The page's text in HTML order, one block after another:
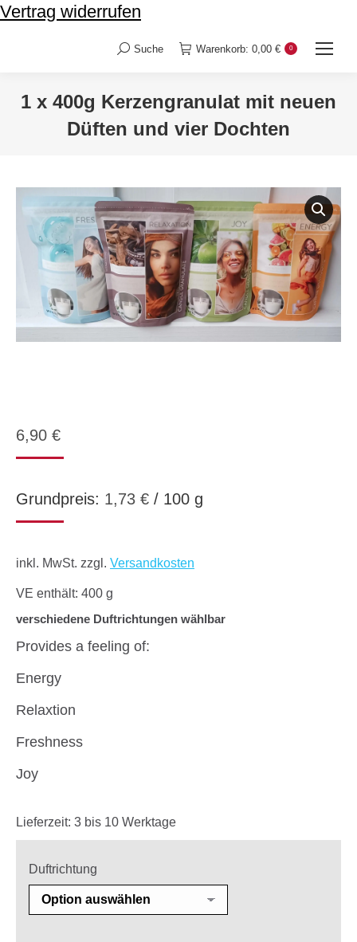
Vertrag widerrufen
Search:
Suche Warenkorb: 0,00 € 0
1 x 400g Kerzengranulat mit neuen
Düften und vier Dochten
6,90 €
Grundpreis: 1,73 € / 100 g
inkl. MwSt. zzgl. Versandkosten
VE enthält: 400 g
verschiedene Duftrichtungen wählbar
Provides a feeling of:
Energy
Relaxtion
Freshness
Joy
Lieferzeit: 3 bis 10 Werktage
Duftrichtung